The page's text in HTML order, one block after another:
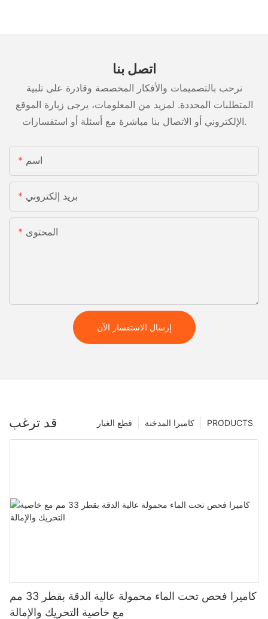
اتصل بنا
نرحب بالتصميمات والأفكار المخصصة وقادرة على تلبية
المتطلبات المحددة. لمزيد من المعلومات، يرجى زيارة الموقع
الإلكتروني أو الاتصال بنا مباشرة مع أسئلة أو استفسارات.
اسم
بريد إلكتروني
المحتوى
إرسال الاستفسار الآن
قد ترغب PRODUCTS كاميرا المدخنة قطع الغيار
كاميرا فحص تحت الماء محمولة عالية الدقة بقطر 33 مم
مع خاصية التحريك والإمالة